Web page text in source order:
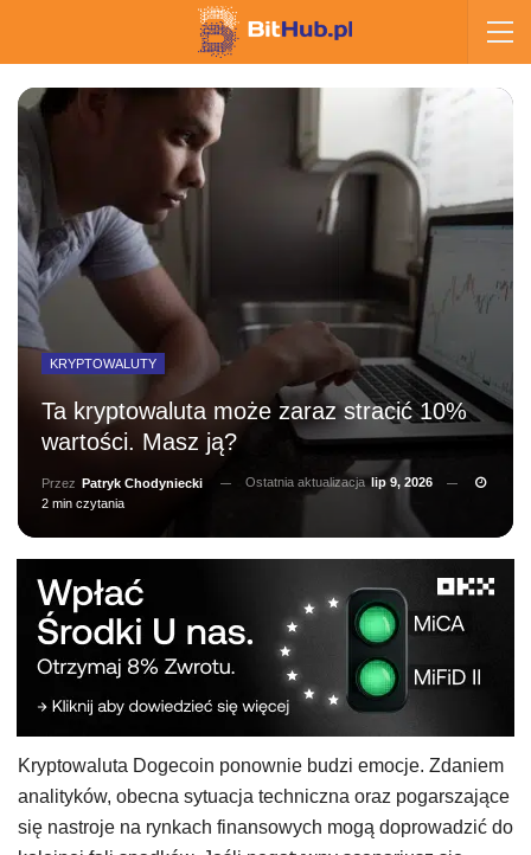
KRYPTOWALUTY
Ta kryptowaluta może zaraz stracić 10%
wartości. Masz ją?
Przez Patryk Chodyniecki Ostatnia aktualizacja lip 9, 2026
2 min czytania
Kryptowaluta Dogecoin ponownie budzi emocje. Zdaniem
analityków, obecna sytuacja techniczna oraz pogarszające
się nastroje na rynkach finansowych mogą doprowadzić do